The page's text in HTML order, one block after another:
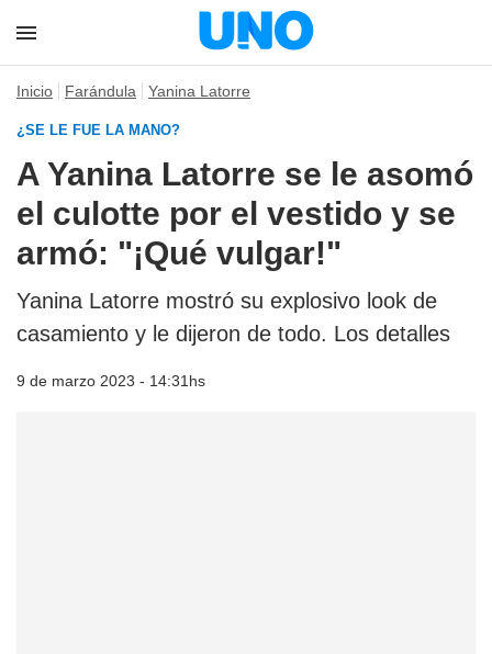
Inicio Farándula Yanina Latorre
¿SE LE FUE LA MANO?
A Yanina Latorre se le asomó
el culotte por el vestido y se
armó: "¡Qué vulgar!"
Yanina Latorre mostró su explosivo look de
casamiento y le dijeron de todo. Los detalles
9 de marzo 2023 - 14:31hs